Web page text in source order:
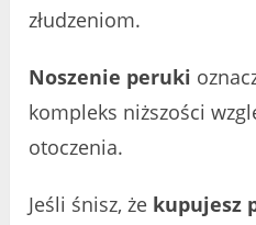
złudzeniom.
Noszenie peruki
kompleks niższości
otoczenia.
Jeśli śnisz, że kupujesz